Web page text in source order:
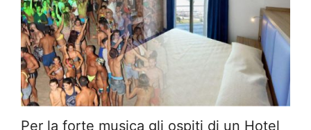
Per la forte musica gli ospiti di un Hotel